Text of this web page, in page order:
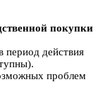
покупки
период действия
проблем